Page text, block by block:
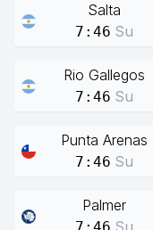
Salta
7:46 Su
Rio Gallegos
7:46 Su
Punta Arenas
7:46 Su
Palmer
Su